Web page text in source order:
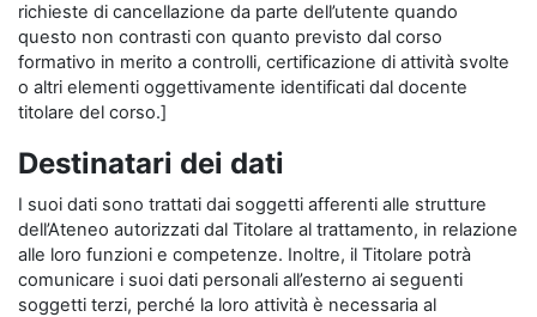
richieste di cancellazione da parte dell’utente quando
questo non contrasti con quanto previsto dal corso
formativo in merito a controlli, certificazione di attività svolte
o altri elementi oggettivamente identificati dal docente
titolare del corso.]
Destinatari dei dati
I suoi dati sono trattati dai soggetti afferenti alle strutture
dell’Ateneo autorizzati dal Titolare al trattamento, in relazione
alle loro funzioni e competenze. Inoltre, il Titolare potrà
comunicare i suoi dati personali all’esterno ai seguenti
soggetti terzi, perché la loro attività è necessaria al